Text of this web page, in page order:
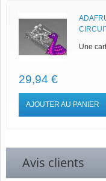
Une
29,94 €
AJOUTER AU PANIER
Avis clients